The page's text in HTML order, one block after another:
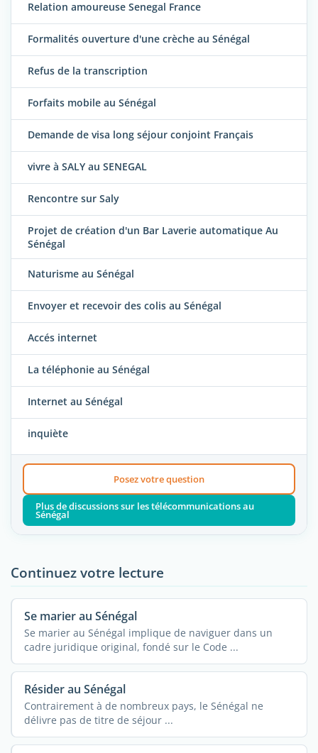
Relation amoureuse Senegal France
Formalités ouverture d'une crèche au Sénégal
Refus de la transcription
Forfaits mobile au Sénégal
Demande de visa long séjour conjoint Français
vivre à SALY au SENEGAL
Rencontre sur Saly
Projet de création d'un Bar Laverie automatique Au
Sénégal
Naturisme au Sénégal
Envoyer et recevoir des colis au Sénégal
Accés internet
La téléphonie au Sénégal
Internet au Sénégal
inquiète
Posez votre question
Plus de discussions sur les télécommunications au
Sénégal
Continuez votre lecture
Se marier au Sénégal
Se marier au Sénégal implique de naviguer dans un
cadre juridique original, fondé sur le Code ...
Résider au Sénégal
Contrairement à de nombreux pays, le Sénégal ne
délivre pas de titre de séjour ...